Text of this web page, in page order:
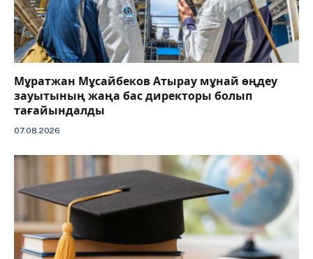
Мұратжан Мұсайбеков Атырау мұнай өңдеу
зауытының жаңа бас директоры болып
тағайындалды
07.08.2026